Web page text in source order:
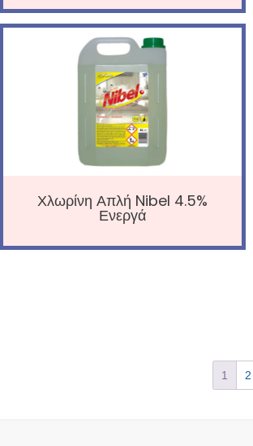
Χλωρίνη Απλή Nibel 4.5%
Ενεργά
1 2